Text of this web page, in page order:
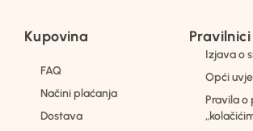
Kupovina
FAQ
Načini plaćanja
Dostava
Pravilnici
Izjava o
Opći
Pravila o